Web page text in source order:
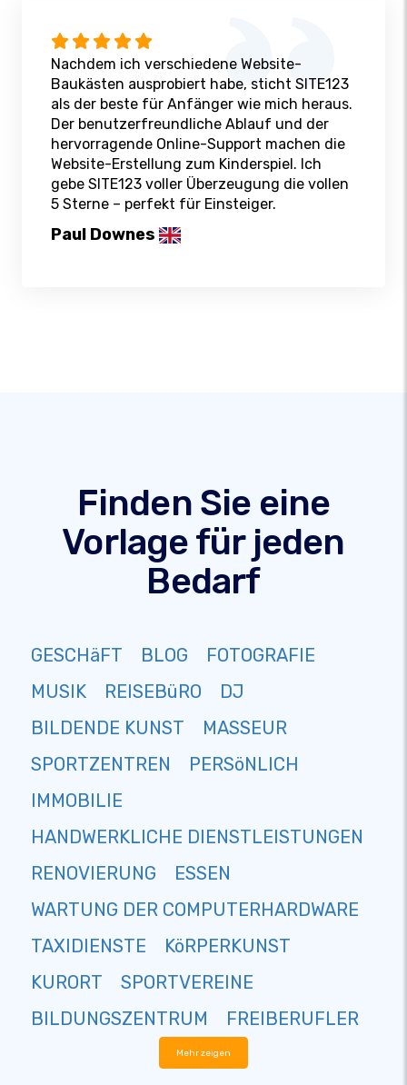
Nachdem ich verschiedene Website-
Baukästen ausprobiert habe, sticht SITE123
als der beste für Anfänger wie mich heraus.
Der benutzerfreundliche Ablauf und der
hervorragende Online-Support machen die
Website-Erstellung zum Kinderspiel. Ich
gebe SITE123 voller Überzeugung die vollen
5 Sterne – perfekt für Einsteiger.
Paul Downes
Finden Sie eine
Vorlage für jeden
Bedarf
GESCHäFT BLOG
FOTOGRAFIE
MUSIK
REISEBüRO
DJ
BILDENDE KUNST
MASSEUR
SPORTZENTREN
PERSöNLICH
IMMOBILIE
HANDWERKLICHE DIENSTLEISTUNGEN
RENOVIERUNG
ESSEN
WARTUNG DER COMPUTERHARDWARE
TAXIDIENSTE
KöRPERKUNST
KURORT
SPORTVEREINE
BILDUNGSZENTRUM
FREIBERUFLER
Mehr zeigen